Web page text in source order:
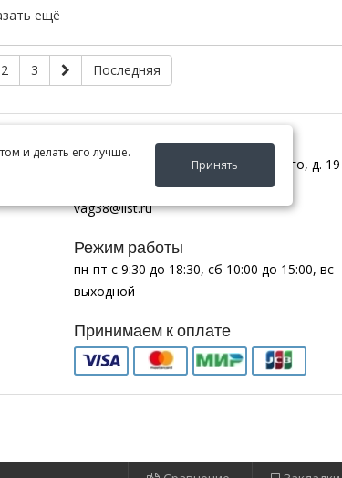
ещё
2 3 Последняя
г. Иркутск ул. ул. Франк-Каменецкого, д. 19
+7 (9025) 160-854
vag38@list.ru
Режим работы
пн-пт с 9:30 до 18:30, сб 10:00 до 15:00, вс -
выходной
Принимаем к оплате
и делать его лучше.
Принять